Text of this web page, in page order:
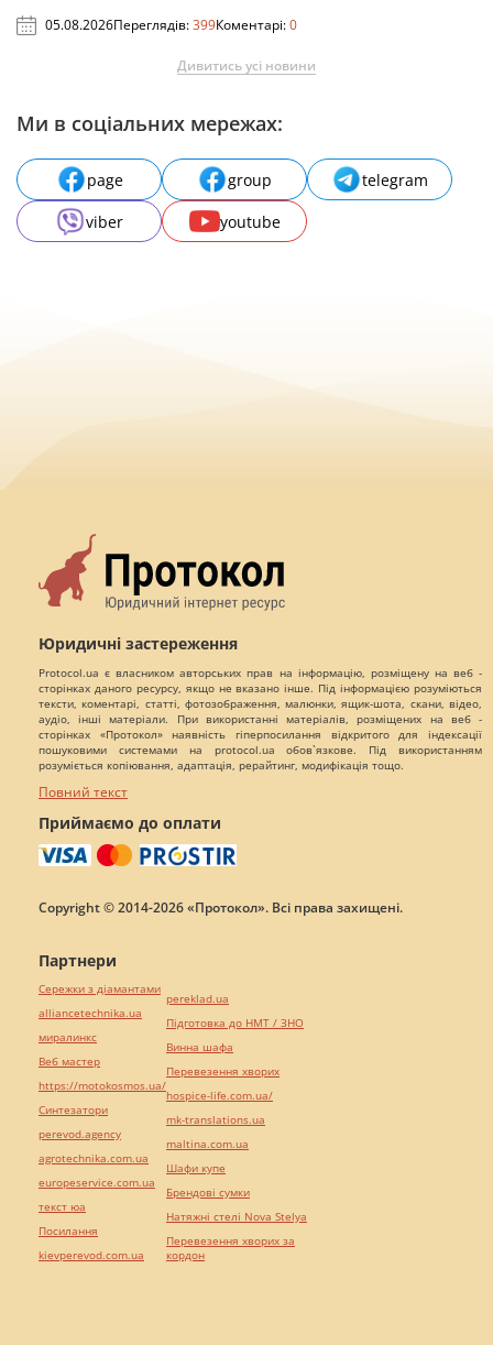
05.08.2026Переглядів:399Коментарі:0
Дивитись усі новини
Ми в соціальних мережах:
page group
telegram
viber
youtube
Юридичні застереження
Protocol.ua є власником авторських прав на інформацію, розміщену на веб -
сторінках даного ресурсу, якщо не вказано інше. Під інформацією розуміються
тексти, коментарі, статті, фотозображення, малюнки, ящик-шота, скани, відео,
аудіо, інші матеріали. При використанні матеріалів, розміщених на веб -
сторінках «Протокол» наявність гіперпосилання відкритого для індексації
пошуковими системами на protocol.ua обов`язкове. Під використанням
розуміється копіювання, адаптація, рерайтинг, модифікація тощо.
Повний текст
Приймаємо до оплати
Copyright © 2014-2026 «Протокол». Всі права захищені.
Партнери
Сережки з діамантами
alliancetechnika.ua
миралинкс
Веб мастер
https://motokosmos.ua/
Синтезатори
perevod.agency
agrotechnika.com.ua
europeservice.com.ua
текст юа
Посилання
kievperevod.com.ua
pereklad.ua
Підготовка до НМТ / ЗНО
Винна шафа
Перевезення хворих
hospice-life.com.ua/
mk-translations.ua
maltina.com.ua
Шафи купе
Брендові сумки
Натяжні стелі Nova Stelya
Перевезення хворих за
кордон